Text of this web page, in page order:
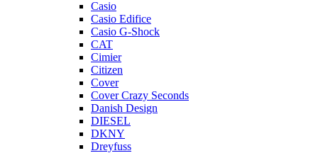
Casio
Casio Edifice
Casio G-Shock
CAT
Cimier
Citizen
Cover
Cover Crazy Seconds
Danish Design
DIESEL
DKNY
Dreyfuss